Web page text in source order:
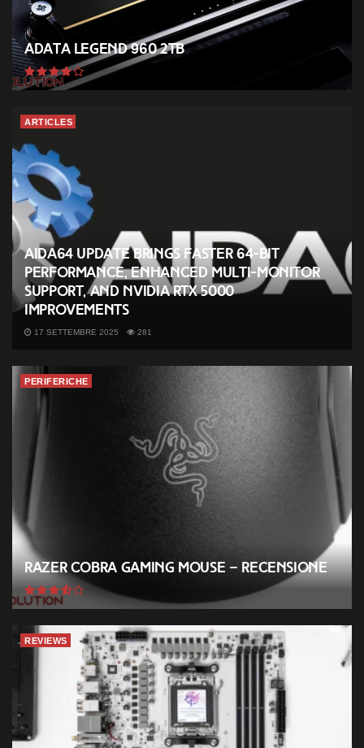
ADATA Legend 960 2TB
ARTICLES
AIDA64 Update Brings Faster 64-Bit
Performance, Enhanced Multi-Monitor
Support, and NVIDIA RTX 5000
Improvements
17 SETTEMBRE 2025 281
PERIFERICHE
Razer Cobra Gaming Mouse – Recensione
REVIEWS